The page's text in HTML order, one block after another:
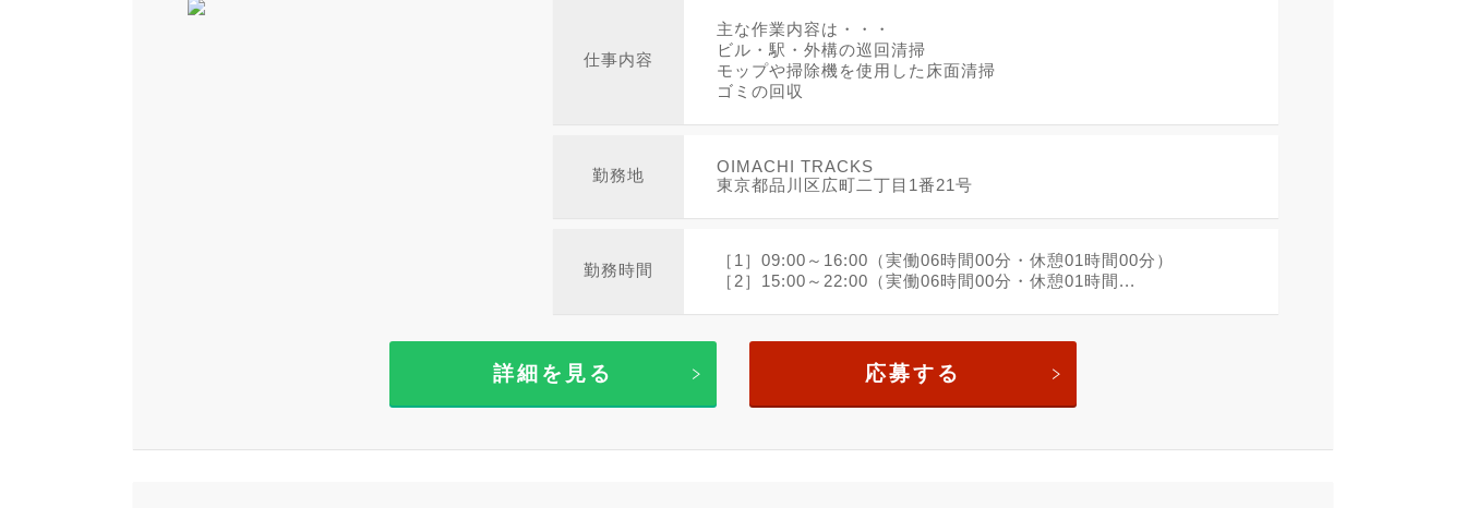
仕事内容
主な作業内容は・・・
ビル・駅・外構の巡回清掃
モップや掃除機を使用した床面清掃
ゴミの回収
勤務地
OIMACHI TRACKS
東京都品川区広町二丁目1番21号
勤務時間
［1］09:00～16:00（実働06時間00分・休憩01時間00分）
［2］15:00～22:00（実働06時間00分・休憩01時間...
詳細を見る 応募する